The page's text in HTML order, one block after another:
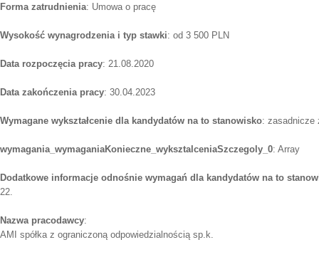
Forma zatrudnienia: Umowa o pracę
Wysokość wynagrodzenia i typ stawki: od 3 500 PLN
Data rozpoczęcia pracy: 21.08.2020
Data zakończenia pracy: 30.04.2023
Wymagane wykształcenie dla kandydatów na to stanowisko: zasadnicze
wymagania_wymaganiaKonieczne_wyksztalceniaSzczegoly_0: Array
Dodatkowe informacje odnośnie wymagań dla kandydatów na to
22.
Nazwa pracodawcy:
AMI spółka z ograniczoną odpowiedzialnością sp.k.